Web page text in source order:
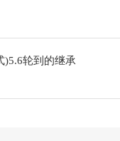
)5.6轮到的继承